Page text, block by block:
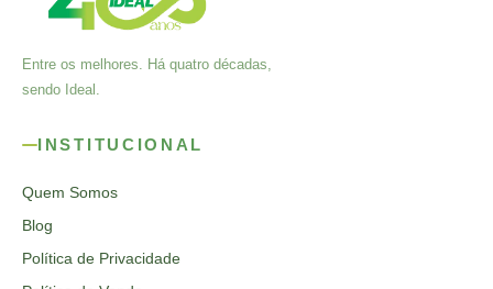
Entre os melhores. Há quatro décadas,
sendo Ideal.
INSTITUCIONAL
Quem Somos
Blog
Política de Privacidade